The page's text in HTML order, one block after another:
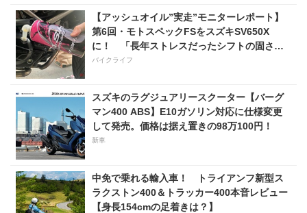
【アッシュオイル”実走”モニターレポート】
第6回・モトスペックFSをスズキSV650X
に！ 「長年ストレスだったシフトの固さが
コレのおかげで滑らかに！」
バイクライフ
スズキのラグジュアリースクーター【バーグ
マン400 ABS】E10ガソリン対応に仕様変更
して発売。価格は据え置きの98万100円！
新車
中免で乗れる輸入車！ トライアンフ新型ス
ラクストン400＆トラッカー400本音レビュー
【身長154cmの足着きは？】